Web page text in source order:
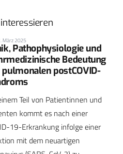
März 2025
Pathophysiologie und
Bedeutung
pulmonalen postCOVID-
Teil von Patientinnen und
kommt es nach einer
19-Erkrankung infolge einer
mit dem neuartigen